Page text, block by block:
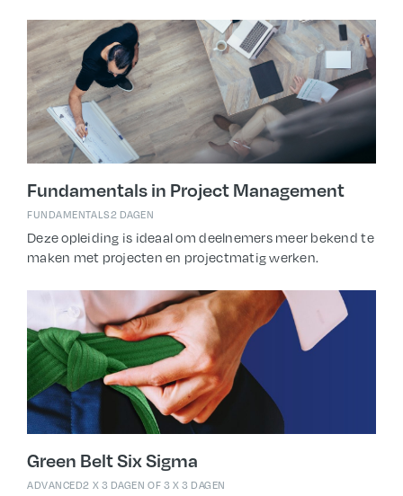
Fundamentals in Project Management
FUNDAMENTALS2 DAGEN
Deze opleiding is ideaal om deelnemers meer bekend te
maken met projecten en projectmatig werken.
Green Belt Six Sigma
ADVANCED2 X 3 DAGEN OF 3 X 3 DAGEN